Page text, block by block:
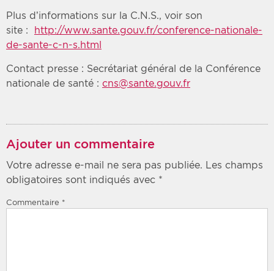
Plus d’informations sur la C.N.S., voir son
site : http://www.sante.gouv.fr/conference-nationale-
de-sante-c-n-s.html
Contact presse : Secrétariat général de la Conférence
nationale de santé : cns@sante.gouv.fr
Ajouter un commentaire
Votre adresse e-mail ne sera pas publiée. Les champs
obligatoires sont indiqués avec *
Commentaire *